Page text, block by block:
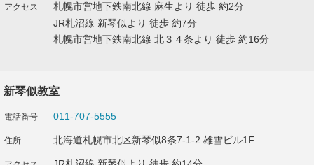
札幌市営地下鉄南北線 麻生より 徒歩 約2分
JR札沼線 新琴似より 徒歩 約7分
札幌市営地下鉄南北線 北３４条より 徒歩 約16分
新琴似教室
011-707-5555
北海道札幌市北区新琴似8条7-1-2 雄雪ビル1F